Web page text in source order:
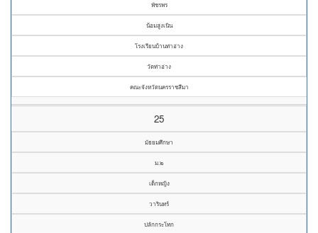
พัชรพร
น้อมสูงเนิน
โรงเรียนบ้านท่าอ่าง
วัดท่าอ่าง
คณะจังหวัดนครราชสีมา
25
มัธยมศึกษา
ม.๒
เด็กหญิง
วารินทร์
ปลักกระโทก